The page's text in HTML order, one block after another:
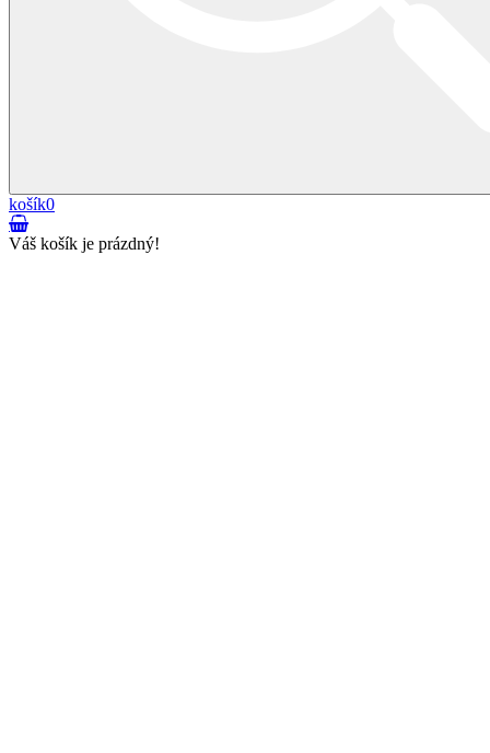
košík0
Váš košík je prázdný!